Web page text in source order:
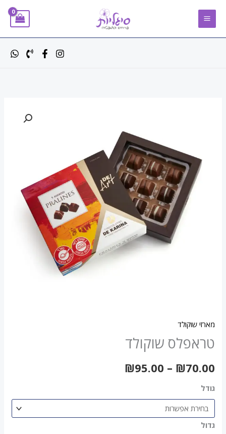
מארזי שוקולד
טראפלס שוקולד
₪70.00
–
₪95.00
מחירים:
עד
⁦₪95.00⁩
גודל
גדול